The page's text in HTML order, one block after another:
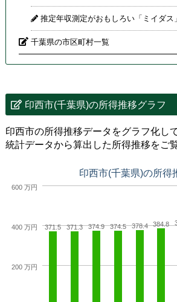
推定年収測定がおもしろい「ミイダス」
千葉県の市区町村一覧
印西市(千葉県)の所得推移グラフ
印西市の所得推移データをグラフ化し
統計データから算出した所得推移をご
印西市(千葉県)の所得
371.5 371.3 374.9 374.5 378.4 384.8
200 万円
400 万円
600 万円